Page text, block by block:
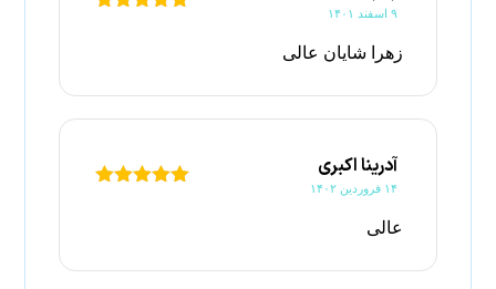
۹ اسفند ۱۴۰۱
زهرا شایان عالی
آدرینا اکبری
۱۴ فروردین ۱۴۰۲
عالی